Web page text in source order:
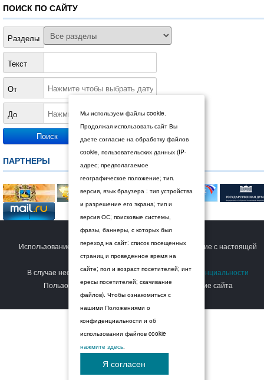
ПОИСК ПО САЙТУ
Разделы
Текст
От
До
ПАРТНЕРЫ
© 2026 Дума Ставропольского края.
Использование сайта Пользователем означает согласие с настоящей
Политикой конфиденциальности
В случае несогласия с условиямиПолитики конфиденциальности
Пользователь должен прекратить использование сайта
Мы используем файлы cookie.
Продолжая использовать сайт Вы
даете согласие на обработку файлов
cookie, пользовательских данных (IP-
адрес; предполагаемое
географическое положение; тип.
версия, язык браузера : тип устройства
и разрешение его экрана; тип и
версия ОС; поисковые системы,
фразы, баннеры, с которых был
переход на сайт: список посещенных
страниц и проведенное время на
сайте; пол и возраст посетителей; инт
ересы посетителей; скачивание
файлов). Чтобы ознакомиться с
нашими Положениями о
конфиденциальности и об
использовании файлов cookie
нажмите здесь.
Я согласен